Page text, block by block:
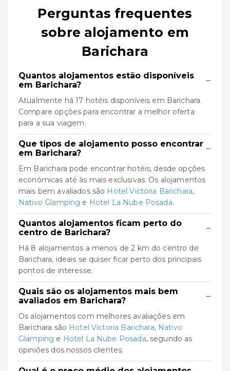
Perguntas frequentes
sobre alojamento em
Barichara
Quantos alojamentos estão disponíveis
em Barichara?
−
Atualmente há 17 hotéis disponíveis em Barichara.
Compare opções para encontrar a melhor oferta
para a sua viagem.
Que tipos de alojamento posso encontrar
em Barichara?
−
Em Barichara pode encontrar hotéis, desde opções
económicas até às mais exclusivas. Os alojamentos
mais bem avaliados são Hotel Victoria Barichara,
Nativo Glamping e Hotel La Nube Posada.
Quantos alojamentos ficam perto do
centro de Barichara?
−
Há 8 alojamentos a menos de 2 km do centro de
Barichara, ideais se quiser ficar perto dos principais
pontos de interesse.
Quais são os alojamentos mais bem
avaliados em Barichara?
−
Os alojamentos com melhores avaliações em
Barichara são Hotel Victoria Barichara, Nativo
Glamping e Hotel La Nube Posada, segundo as
opiniões dos nossos clientes.